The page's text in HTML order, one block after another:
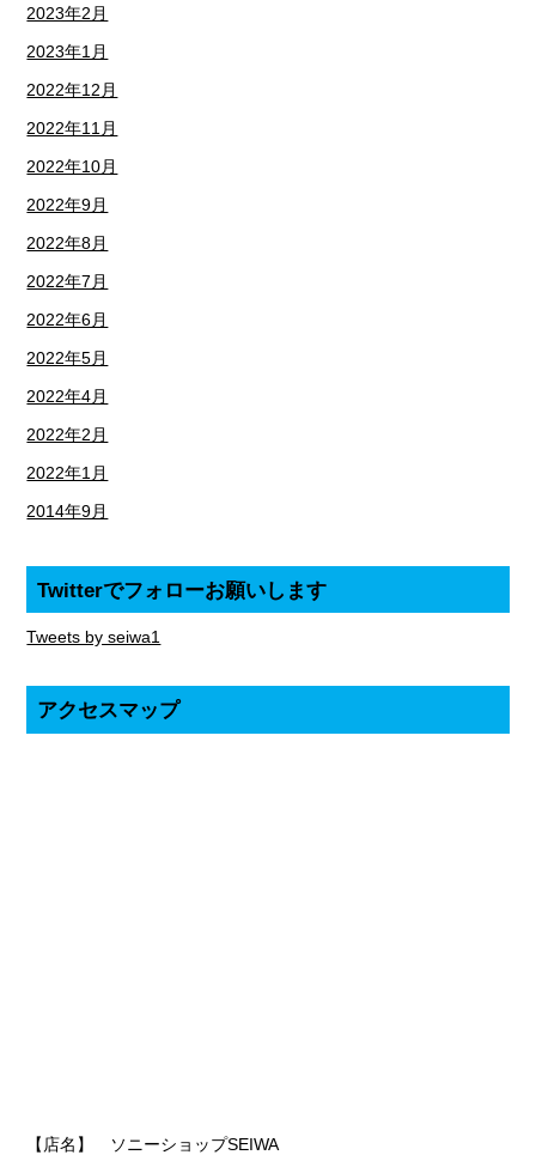
2023年2月
2023年1月
2022年12月
2022年11月
2022年10月
2022年9月
2022年8月
2022年7月
2022年6月
2022年5月
2022年4月
2022年2月
2022年1月
2014年9月
Twitterでフォローお願いします
Tweets by seiwa1
アクセスマップ
【店名】 ソニーショップSEIWA